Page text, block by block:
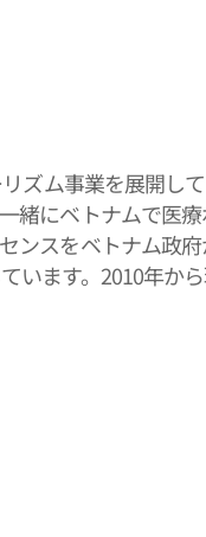
ズム事業を展開し
緒にベトナムで医
ンスをベトナム政
います。2010年か
く医師の研修にお